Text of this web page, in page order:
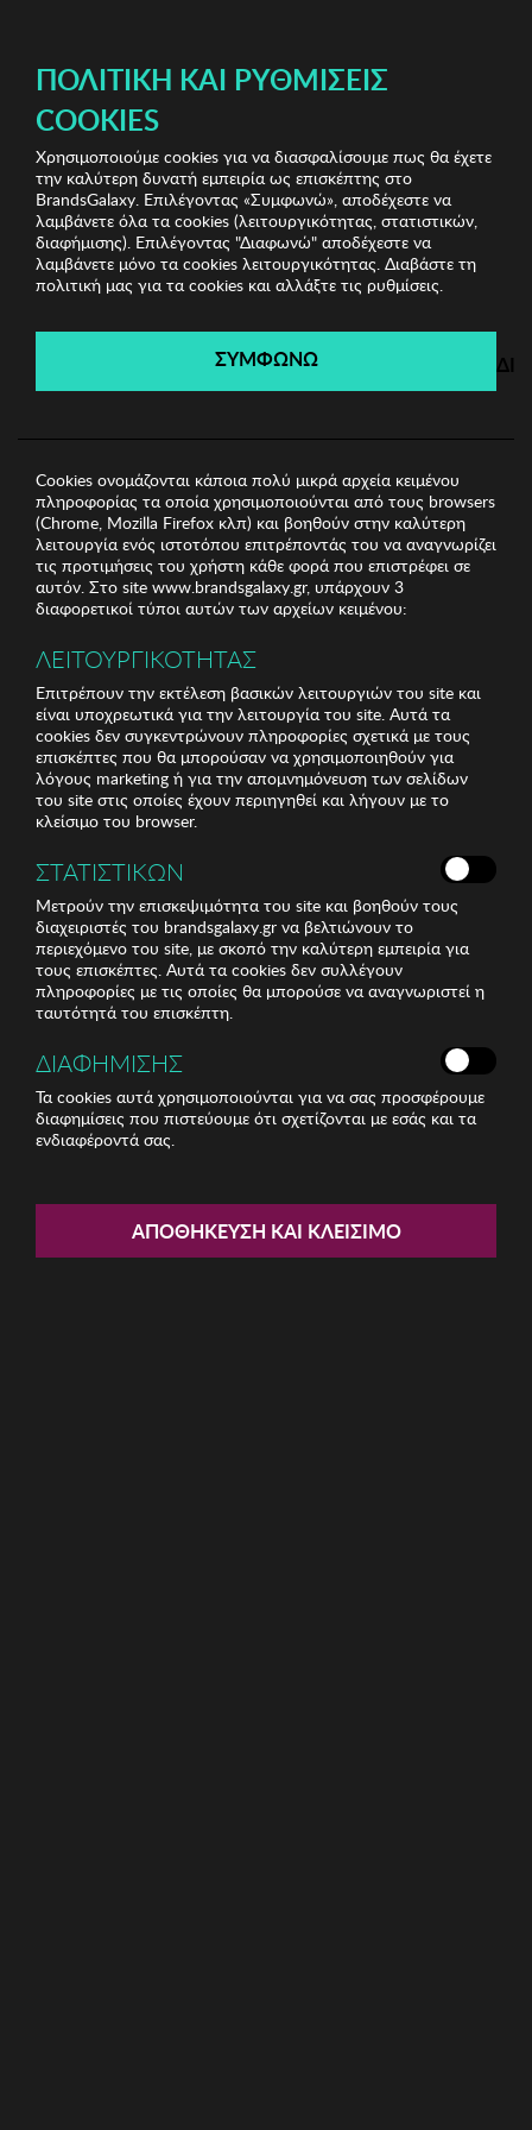
Home Bazaar Vol.2 Παπλωματοθήκες
Σετ Μονή
Παπλωματοθήκη - Σεντόνι - Μαξιλαροθήκη Mijolnir
Home Bazaar Vol.2
Λήγει σε: 03ημέρες | 11ώρες 48λεπτά 31δευτ.
Σετ Μονή Παπλωματοθήκη -
ΠΟΛΙΤΙΚΉ ΚΑΙ ΡΥΘΜΊΣΕΙΣ
COOKIES
Χρησιμοποιούμε cookies για να διασφαλίσουμε πως θα έχετε
την καλύτερη δυνατή εμπειρία ως επισκέπτης στο
BrandsGalaxy. Επιλέγοντας «Συμφωνώ», αποδέχεστε να
λαμβάνετε όλα τα cookies (λειτουργικότητας, στατιστικών,
διαφήμισης). Επιλέγοντας "Διαφωνώ" αποδέχεστε να
λαμβάνετε μόνο τα cookies λειτουργικότητας. Διαβάστε τη
πολιτική μας για τα cookies και αλλάξτε τις ρυθμίσεις.
ΣΥΜΦΩΝΩ
Cookies ονομάζονται κάποια πολύ μικρά αρχεία κειμένου
πληροφορίας τα οποία χρησιμοποιούνται από τους browsers
(Chrome, Mozilla Firefox κλπ) και βοηθούν στην καλύτερη
λειτουργία ενός ιστοτόπου επιτρέποντάς του να αναγνωρίζει
τις προτιμήσεις του χρήστη κάθε φορά που επιστρέφει σε
αυτόν. Στο site www.brandsgalaxy.gr, υπάρχουν 3
διαφορετικοί τύποι αυτών των αρχείων κειμένου:
ΛΕΙΤΟΥΡΓΙΚΟΤΗΤΑΣ
Επιτρέπουν την εκτέλεση βασικών λειτουργιών του site και
είναι υποχρεωτικά για την λειτουργία του site. Αυτά τα
cookies δεν συγκεντρώνουν πληροφορίες σχετικά με τους
επισκέπτες που θα μπορούσαν να χρησιμοποιηθούν για
λόγους marketing ή για την απομνημόνευση των σελίδων
του site στις οποίες έχουν περιηγηθεί και λήγουν με το
κλείσιμο του browser.
ΣΤΑΤΙΣΤΙΚΩΝ
Μετρούν την επισκεψιμότητα του site και βοηθούν τους
διαχειριστές του brandsgalaxy.gr να βελτιώνουν το
περιεχόμενο του site, με σκοπό την καλύτερη εμπειρία για
τους επισκέπτες. Αυτά τα cookies δεν συλλέγουν
πληροφορίες με τις οποίες θα μπορούσε να αναγνωριστεί η
ταυτότητά του επισκέπτη.
ΔΙΑΦΗΜΙΣΗΣ
Τα cookies αυτά χρησιμοποιούνται για να σας προσφέρουμε
διαφημίσεις που πιστεύουμε ότι σχετίζονται με εσάς και τα
ενδιαφέροντά σας.
ΑΠΟΘΉΚΕΥΣΗ ΚΑΙ ΚΛΕΊΣΙΜΟ